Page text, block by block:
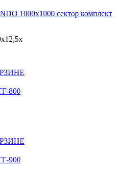
1000х1000 сектор комплект
800
900